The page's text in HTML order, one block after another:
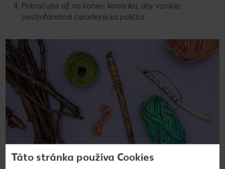
Pokračujte až na koniec konárika, aby vznikla
pestrofarebná čarodejnícka palička.
Táto stránka používa Cookies